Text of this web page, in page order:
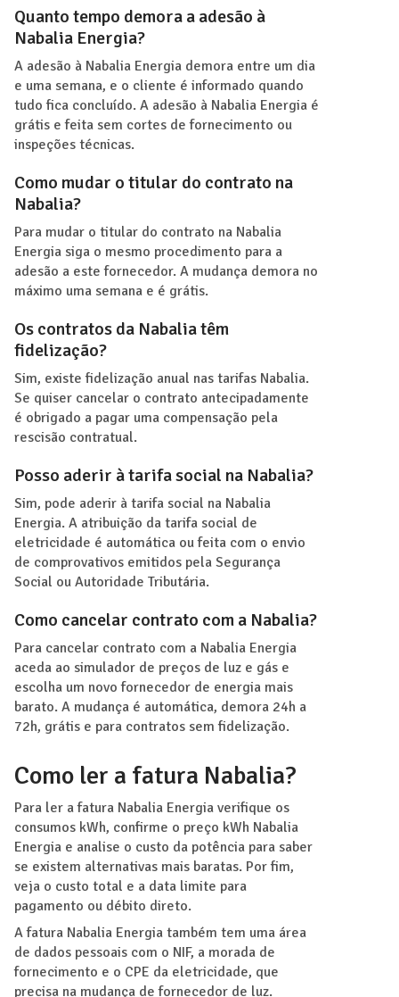
Quanto tempo demora a adesão à
Nabalia Energia?
A adesão à Nabalia Energia demora entre um dia
e uma semana, e o cliente é informado quando
tudo fica concluído. A adesão à Nabalia Energia é
grátis e feita sem cortes de fornecimento ou
inspeções técnicas.
Como mudar o titular do contrato na
Nabalia?
Para mudar o titular do contrato na Nabalia
Energia siga o mesmo procedimento para a
adesão a este fornecedor. A mudança demora no
máximo uma semana e é grátis.
Os contratos da Nabalia têm
fidelização?
Sim, existe fidelização anual nas tarifas Nabalia.
Se quiser cancelar o contrato antecipadamente
é obrigado a pagar uma compensação pela
rescisão contratual.
Posso aderir à tarifa social na Nabalia?
Sim, pode aderir à tarifa social na Nabalia
Energia. A atribuição da tarifa social de
eletricidade é automática ou feita com o envio
de comprovativos emitidos pela Segurança
Social ou Autoridade Tributária.
Como cancelar contrato com a Nabalia?
Para cancelar contrato com a Nabalia Energia
aceda ao simulador de preços de luz e gás e
escolha um novo fornecedor de energia mais
barato. A mudança é automática, demora 24h a
72h, grátis e para contratos sem fidelização.
Como ler a fatura Nabalia?
Para ler a fatura Nabalia Energia verifique os
consumos kWh, confirme o preço kWh Nabalia
Energia e analise o custo da potência para saber
se existem alternativas mais baratas. Por fim,
veja o custo total e a data limite para
pagamento ou débito direto.
A fatura Nabalia Energia também tem uma área
de dados pessoais com o NIF, a morada de
fornecimento e o CPE da eletricidade, que
precisa na mudança de fornecedor de luz.